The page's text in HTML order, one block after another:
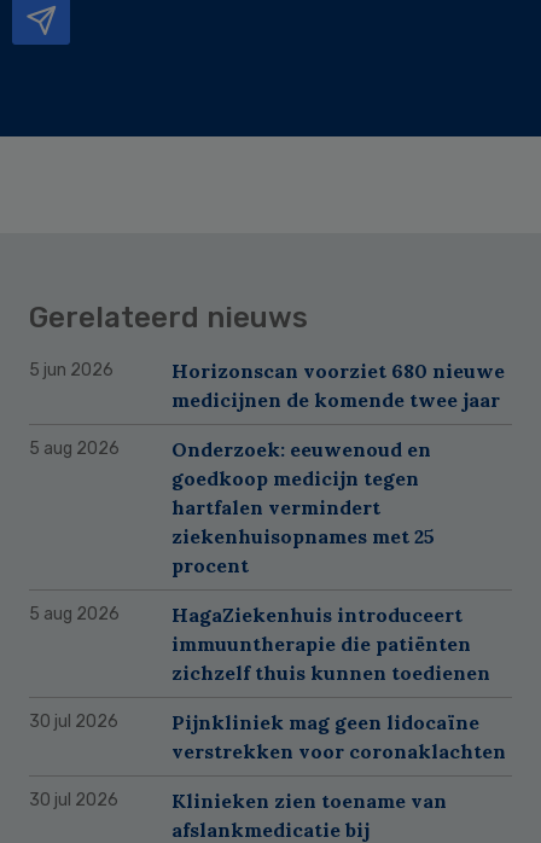
Gerelateerd nieuws
5 jun 2026
Horizonscan voorziet 680 nieuwe
medicijnen de komende twee jaar
5 aug 2026
Onderzoek: eeuwenoud en
goedkoop medicijn tegen
hartfalen vermindert
ziekenhuisopnames met 25
procent
5 aug 2026
HagaZiekenhuis introduceert
immuuntherapie die patiënten
zichzelf thuis kunnen toedienen
30 jul 2026
Pijnkliniek mag geen lidocaïne
verstrekken voor coronaklachten
30 jul 2026
Klinieken zien toename van
afslankmedicatie bij